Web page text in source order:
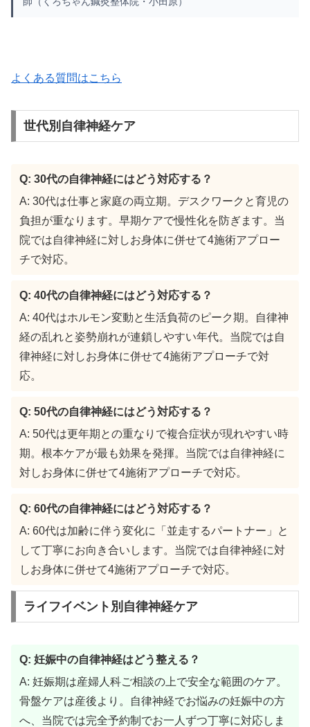
よくある質問はこちら
世代別自律神経ケア
Q: 30代の自律神経にはどう対応する？
A: 30代は仕事と家庭の両立期。デスクワークと育児の
負担が重なります。早期ケアで慢性化を防ぎます。当
院では自律神経に対しお身体に併せて4施術アプロー
チで対応。
Q: 40代の自律神経にはどう対応する？
A: 40代はホルモン変動と生活負荷のピーク期。自律神
経の乱れと姿勢崩れが連鎖しやすい年代。当院では自
律神経に対しお身体に併せて4施術アプローチで対
応。
Q: 50代の自律神経にはどう対応する？
A: 50代は更年期との重なりで複合症状が現れやすい時
期。根本ケアが最も効果を発揮。当院では自律神経に
対しお身体に併せて4施術アプローチで対応。
Q: 60代の自律神経にはどう対応する？
A: 60代は加齢に伴う変化に「並走するパートナー」と
して丁寧にお向き合いします。当院では自律神経に対
しお身体に併せて4施術アプローチで対応。
ライフイベント別自律神経ケア
Q: 妊娠中の自律神経はどう整える？
A: 妊娠期は産婦人科ご相談の上で安全な範囲のケア。
骨盤ケアは産後より。自律神経でお悩みの妊娠中の方
へ、当院では完全予約制でお一人ずつ丁寧に対応しま